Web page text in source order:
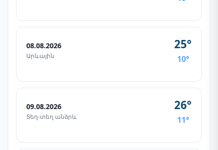
08.08.2026
Արևային
25°
10°
09.08.2026
Տեղ-տեղ անձրև
26°
11°